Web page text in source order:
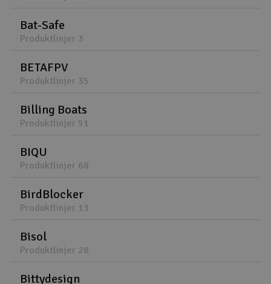
Bat-Safe
Produktlinjer 3
BETAFPV
Produktlinjer 35
Billing Boats
Produktlinjer 51
BIQU
Produktlinjer 68
BirdBlocker
Produktlinjer 13
Bisol
Produktlinjer 28
Bittydesign